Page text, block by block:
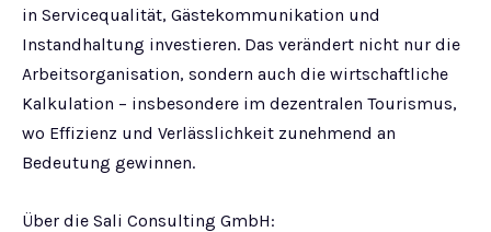
in Servicequalität, Gästekommunikation und
Instandhaltung investieren. Das verändert nicht nur die
Arbeitsorganisation, sondern auch die wirtschaftliche
Kalkulation – insbesondere im dezentralen Tourismus,
wo Effizienz und Verlässlichkeit zunehmend an
Bedeutung gewinnen.
Über die Sali Consulting GmbH: